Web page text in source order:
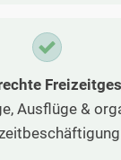
Ausflüge &